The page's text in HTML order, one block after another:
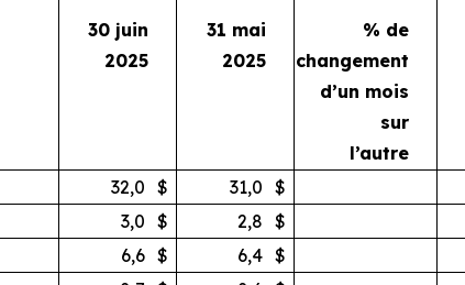
30 juin
2025
31 mai
2025
% de
changement
d’un mois
sur
l’autre
32,0 $ 31,0 $
3,0 $ 2,8 $
6,6 $ 6,4 $